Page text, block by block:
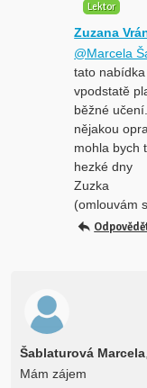
Lektor
Zuzana
@Marcela
tato
vpodstatě
běžné
nějakou
mohla bych
hezké dny
Zuzka
(omlouvám
Šablaturová Marcela
Mám zájem